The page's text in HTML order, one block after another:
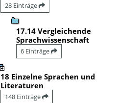
28 Einträge
17.14 Vergleichende
Sprachwissenschaft
6 Einträge
18 Einzelne Sprachen und
Literaturen
148 Einträge